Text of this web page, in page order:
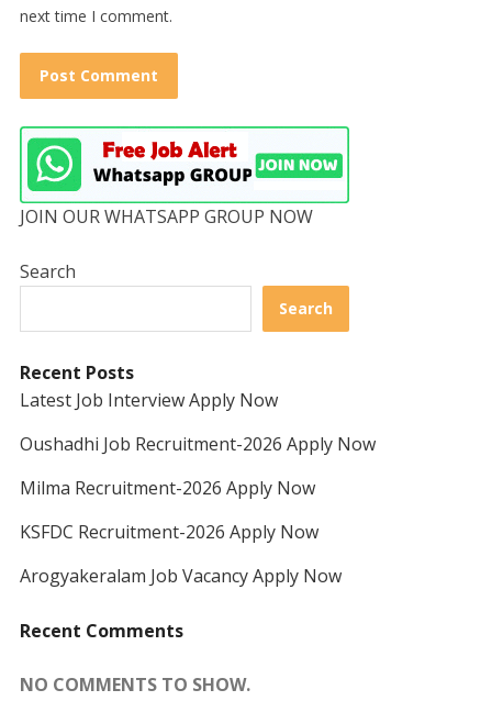
next time I comment.
JOIN OUR WHATSAPP GROUP NOW
Search
Search
Recent Posts
Latest Job Interview Apply Now
Oushadhi Job Recruitment-2026 Apply Now
Milma Recruitment-2026 Apply Now
KSFDC Recruitment-2026 Apply Now
Arogyakeralam Job Vacancy Apply Now
Recent Comments
NO COMMENTS TO SHOW.